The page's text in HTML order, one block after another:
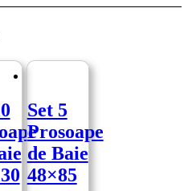
Set 5
Prosoape
de Baie
48×85